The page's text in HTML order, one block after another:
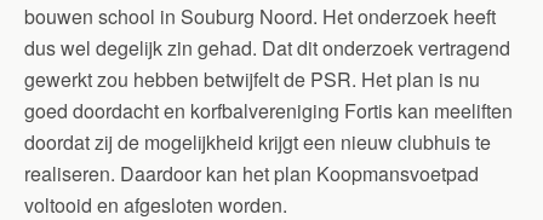
bouwen school in Souburg Noord. Het onderzoek heeft
dus wel degelijk zin gehad. Dat dit onderzoek vertragend
gewerkt zou hebben betwijfelt de PSR. Het plan is nu
goed doordacht en korfbalvereniging Fortis kan meeliften
doordat zij de mogelijkheid krijgt een nieuw clubhuis te
realiseren. Daardoor kan het plan Koopmansvoetpad
voltooid en afgesloten worden.